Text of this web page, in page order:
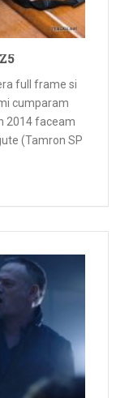
full frame si
cumparam
2014 faceam
(Tamron SP